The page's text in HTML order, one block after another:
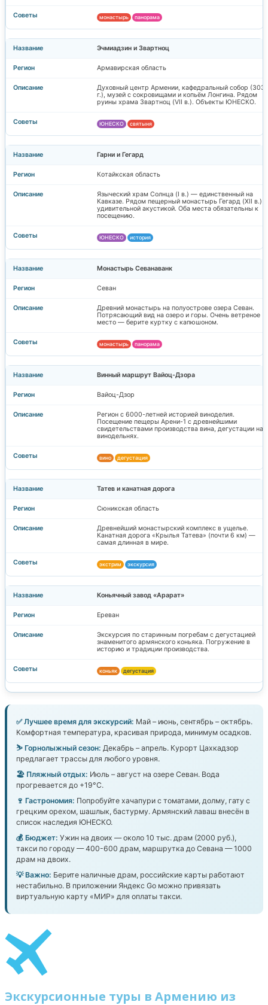
монастырь панорама
Эчмиадзин и Звартноц
Армавирская область
Духовный центр Армении, кафедральный собор (303
г.), музей с сокровищами и копьём Лонгина. Рядом
руины храма Звартноц (VII в.). Объекты ЮНЕСКО.
ЮНЕСКО святыня
Гарни и Гегард
Котайкская область
Языческий храм Солнца (I в.) — единственный на
Кавказе. Рядом пещерный монастырь Гегард (XII в.) с
удивительной акустикой. Оба места обязательны к
посещению.
ЮНЕСКО история
Монастырь Севанаванк
Севан
Древний монастырь на полуострове озера Севан.
Потрясающий вид на озеро и горы. Очень ветреное
место — берите куртку с капюшоном.
монастырь панорама
Винный маршрут Вайоц-Дзора
Вайоц-Дзор
Регион с 6000-летней историей виноделия.
Посещение пещеры Арени-1 с древнейшими
свидетельствами производства вина, дегустации на
винодельнях.
вино дегустация
Татев и канатная дорога
Сюникская область
Древнейший монастырский комплекс в ущелье.
Канатная дорога «Крылья Татева» (почти 6 км) —
самая длинная в мире.
экстрим экскурсия
Коньячный завод «Арарат»
Ереван
Экскурсия по старинным погребам с дегустацией
знаменитого армянского коньяка. Погружение в
историю и традиции производства.
коньяк дегустация
✅ Лучшее время для экскурсий: Май – июнь, сентябрь – октябрь.
Комфортная температура, красивая природа, минимум осадков.
⛷️ Горнолыжный сезон: Декабрь – апрель. Курорт Цахкадзор
предлагает трассы для любого уровня.
🏖️ Пляжный отдых: Июль – август на озере Севан. Вода
прогревается до +19°C.
🍷 Гастрономия: Попробуйте хачапури с томатами, долму, гату с
грецким орехом, шашлык, бастурму. Армянский лаваш внесён в
список наследия ЮНЕСКО.
💰 Бюджет: Ужин на двоих — около 10 тыс. драм (2000 руб.),
такси по городу — 400-600 драм, маршрутка до Севана — 1000
драм на двоих.
💡 Важно: Берите наличные драм, российские карты работают
нестабильно. В приложении Яндекс Go можно привязать
виртуальную карту «МИР» для оплаты такси.
Экскурсионные туры в Армению из